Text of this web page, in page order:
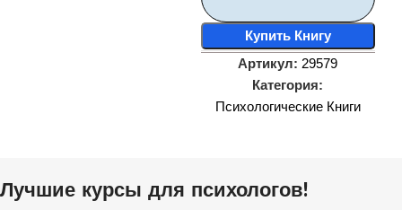
Купить Книгу
Артикул: 29579
Категория:
Психологические Книги
Лучшие курсы для психологов!